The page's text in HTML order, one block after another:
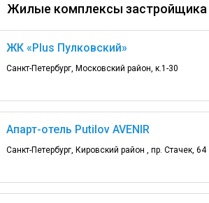
Жилые комплексы застройщика
ЖК «Plus Пулковский»
Санкт-Петербург, Московский район, к.1-30
Апарт-отель Putilov AVENIR
Санкт-Петербург, Кировский район , пр. Стачек, 64